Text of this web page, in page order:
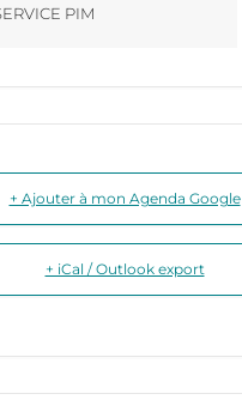
PIM
+ Ajouter à mon Agenda Google
+ iCal / Outlook export